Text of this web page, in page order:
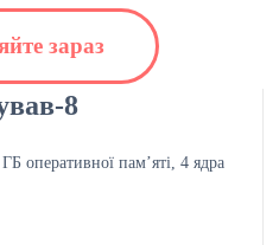
зараз
8
оперативної пам’яті, 4 ядра